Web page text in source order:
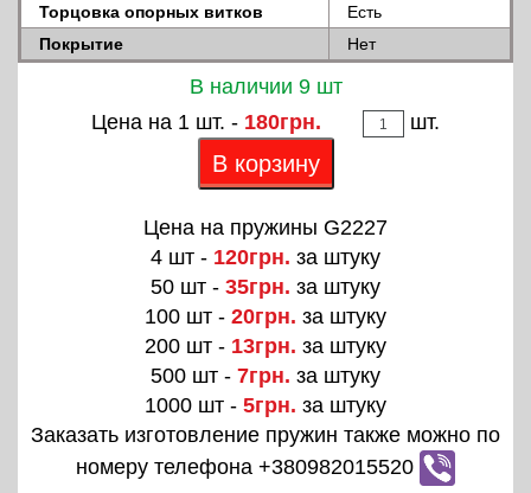
Торцовка опорных витков
Есть
Покрытие
Нет
В наличии 9 шт
Цена на 1 шт. - 180грн. шт.
В корзину
Цена на пружины G2227
4 шт - 120грн. за штуку
50 шт - 35грн. за штуку
100 шт - 20грн. за штуку
200 шт - 13грн. за штуку
500 шт - 7грн. за штуку
1000 шт - 5грн. за штуку
Заказать изготовление пружин также можно по
номеру телефона +380982015520